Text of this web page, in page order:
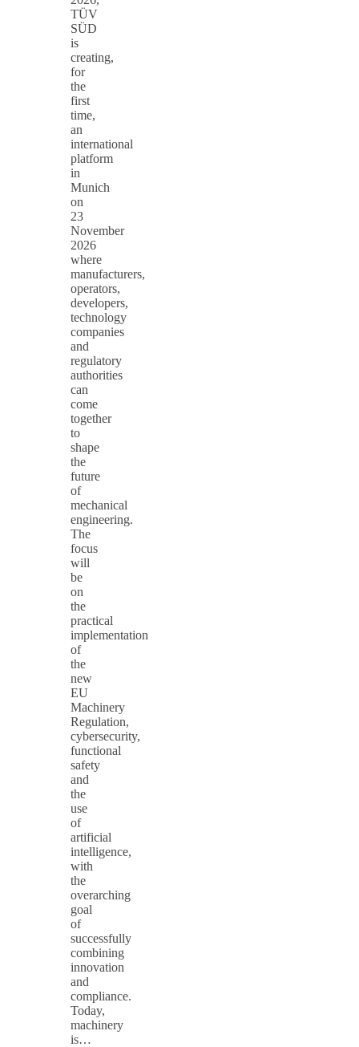
TÜV
SÜD
is
creating,
for
the
first
time,
an
international
platform
in
Munich
on
23
November
2026
where
manufacturers,
operators,
developers,
technology
companies
and
regulatory
authorities
can
come
together
to
shape
the
future
of
mechanical
engineering.
The
focus
will
be
on
the
practical
implementation
of
the
new
EU
Machinery
Regulation,
cybersecurity,
functional
safety
and
the
use
of
artificial
intelligence,
with
the
overarching
goal
of
successfully
combining
innovation
and
compliance.
Today,
machinery
is…